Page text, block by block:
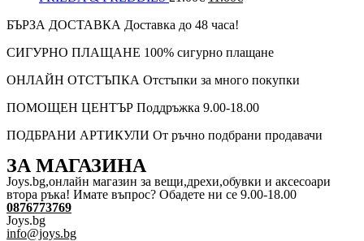
was:
БЪРЗА ДОСТАВКА Доставка до 48 часа!
СИГУРНО ПЛАЩАНЕ 100% сигурно плащане
ОНЛАЙН ОТСТЪПКА Отстъпки за много покупки
ПОМОЩЕН ЦЕНТЪР Поддръжка 9.00-18.00
ПОДБРАНИ АРТИКУЛИ От ръчно подбрани продавачи
ЗА МАГАЗИНА
Joys.bg,oнлайн магазин за вещи,дрехи,обувки и аксесоари
втора ръка! Имате въпрос? Обадете ни се 9.00-18.00
0876773769
Joys.bg
info@joys.bg